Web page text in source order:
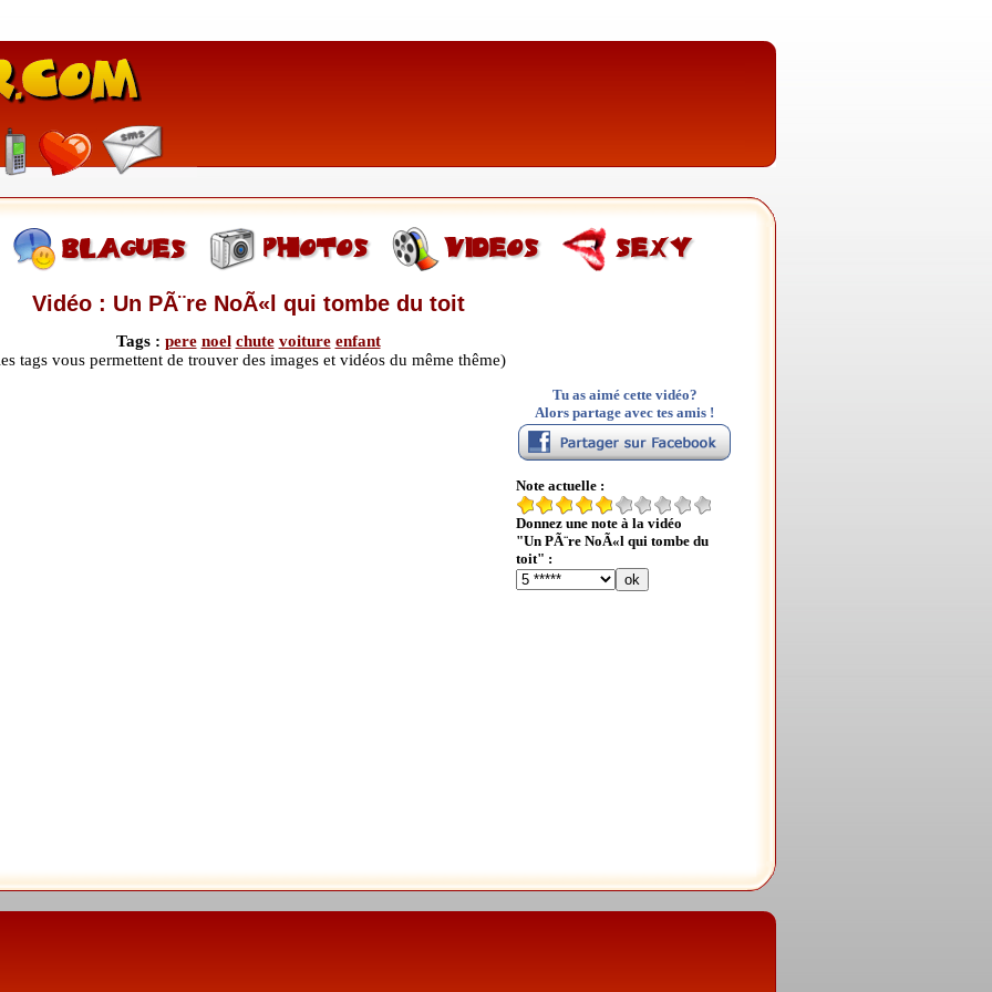
Vidéo : Un PÃ¨re NoÃ«l qui tombe du toit
Tags : pere noel chute voiture enfant
tags vous permettent de trouver des images et vidéos du même thême)
Tu as aimé cette vidéo?
Alors partage avec tes amis !
Note actuelle :
Donnez une note à la vidéo
"Un PÃ¨re NoÃ«l qui tombe du
toit" :